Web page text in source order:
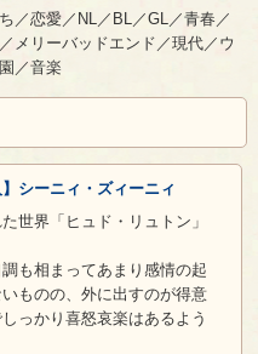
／恋愛／NL／BL／GL／青春／
メリーバッドエンド／現代／ウ
／音楽
】シーニィ・ズィーニィ
世界「ヒュド・リュトン」
も相まってあまり感情の起
ものの、外に出すのが得意
っかり喜怒哀楽はあるよう